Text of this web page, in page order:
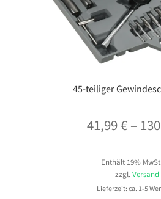
45-teiliger
41,99€ –
Enthält 19%
zzgl.Versand
Lieferzeit: ca. 1-5